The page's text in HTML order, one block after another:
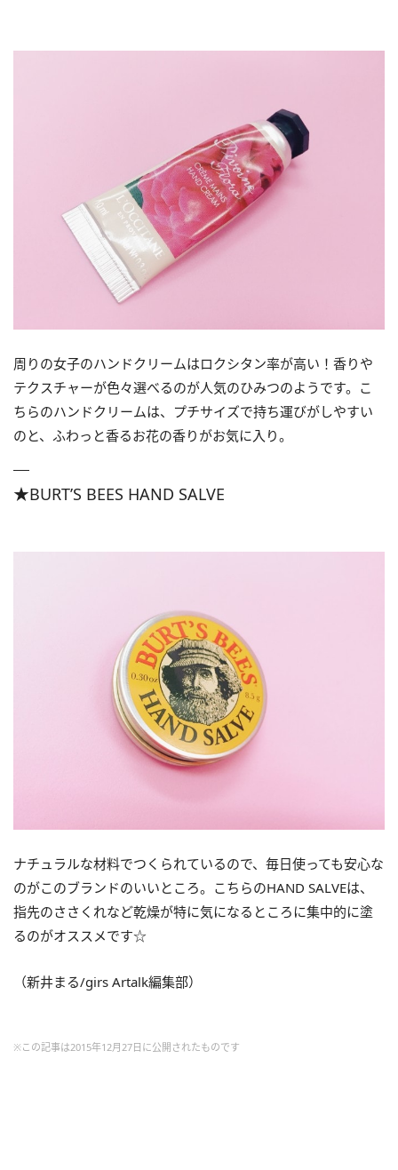
周りの女子のハンドクリームはロクシタン率が高い！香りや
テクスチャーが色々選べるのが人気のひみつのようです。こ
ちらのハンドクリームは、プチサイズで持ち運びがしやすい
のと、ふわっと香るお花の香りがお気に入り。
★BURT’S BEES HAND SALVE
ナチュラルな材料でつくられているので、毎日使っても安心な
のがこのブランドのいいところ。こちらのHAND SALVEは、
指先のささくれなど乾燥が特に気になるところに集中的に塗
るのがオススメです☆
（新井まる/girs Artalk編集部）
※この記事は2015年12月27日に公開されたものです